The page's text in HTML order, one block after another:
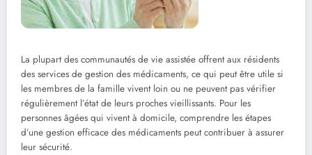
La plupart des communautés de vie assistée offrent aux résidents
des services de gestion des médicaments, ce qui peut être utile si
les membres de la famille vivent loin ou ne peuvent pas vérifier
régulièrement l’état de leurs proches vieillissants. Pour les
personnes âgées qui vivent à domicile, comprendre les étapes
d’une gestion efficace des médicaments peut contribuer à assurer
leur sécurité.